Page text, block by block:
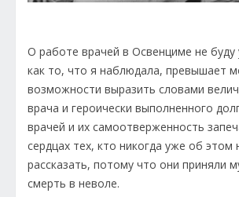
О работе врачей в Освенциме не буду
как то, что я наблюдала, превышает
возможности выразить словами
врача и героически выполненного
врачей и их самоотверженность
сердцах тех, кто никогда уже об этом
рассказать, потому что они приняли
смерть в неволе.